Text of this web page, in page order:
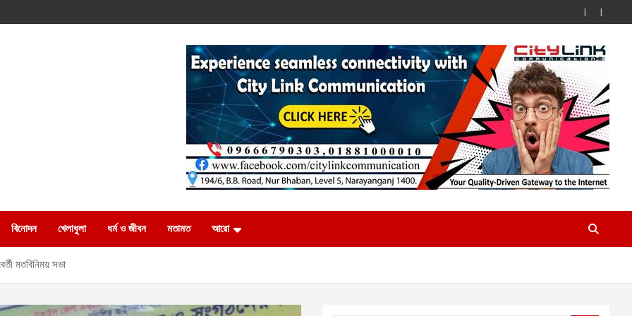
বিনোদন খেলাধুলা ধর্ম ও জীবন মতামত আরো
মতবিনিময় সভা